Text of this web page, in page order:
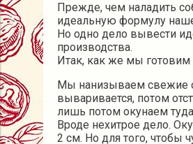
Прежде, чем наладить
идеальную формулу
Но одно дело вывести
производства.
Итак, как же мы готовим
Мы нанизываем свежие
вываривается, потом
лишь потом окунаем
Вроде нехитрое дело.
2 см. Но для того, чтобы